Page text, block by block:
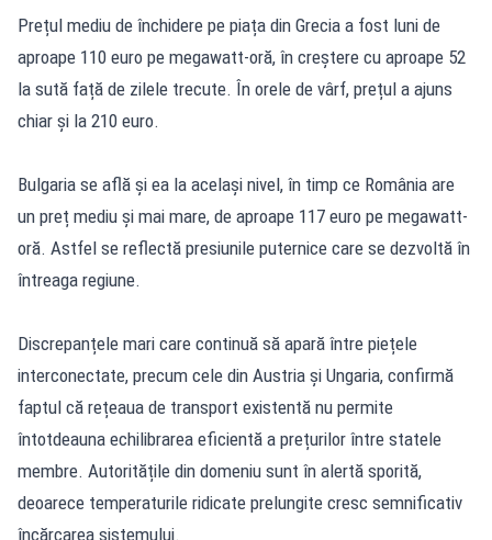
Prețul mediu de închidere pe piața din Grecia a fost luni de
aproape 110 euro pe megawatt-oră, în creștere cu aproape 52
la sută față de zilele trecute. În orele de vârf, prețul a ajuns
chiar și la 210 euro.
Bulgaria se află și ea la același nivel, în timp ce România are
un preț mediu și mai mare, de aproape 117 euro pe megawatt-
oră. Astfel se reflectă presiunile puternice care se dezvoltă în
întreaga regiune.
Discrepanțele mari care continuă să apară între piețele
interconectate, precum cele din Austria și Ungaria, confirmă
faptul că rețeaua de transport existentă nu permite
întotdeauna echilibrarea eficientă a prețurilor între statele
membre. Autoritățile din domeniu sunt în alertă sporită,
deoarece temperaturile ridicate prelungite cresc semnificativ
încărcarea sistemului.